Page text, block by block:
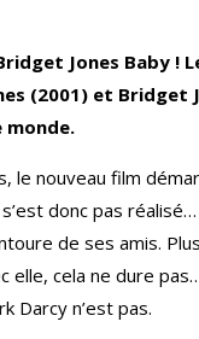
Jones Baby !
(2001) et Bridget
monde.
le nouveau film
donc pas
de ses amis.
cela ne dure
Darcy n’est pas.